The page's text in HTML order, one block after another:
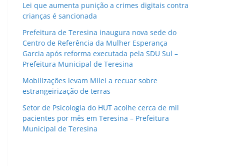
Lei que aumenta punição a crimes digitais contra
crianças é sancionada
Prefeitura de Teresina inaugura nova sede do
Centro de Referência da Mulher Esperança
Garcia após reforma executada pela SDU Sul –
Prefeitura Municipal de Teresina
Mobilizações levam Milei a recuar sobre
estrangeirização de terras
Setor de Psicologia do HUT acolhe cerca de mil
pacientes por mês em Teresina – Prefeitura
Municipal de Teresina